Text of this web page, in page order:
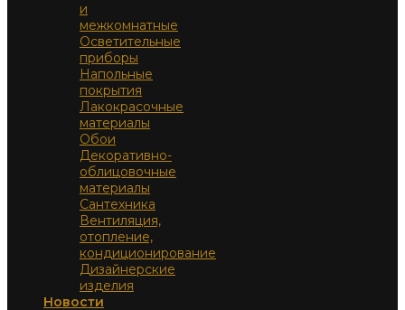
и
межкомнатные
Осветительные
приборы
Напольные
покрытия
Лакокрасочные
материалы
Обои
Декоративно-
облицовочные
материалы
Сантехника
Вентиляция,
отопление,
кондиционирование
Дизайнерские
изделия
Новости